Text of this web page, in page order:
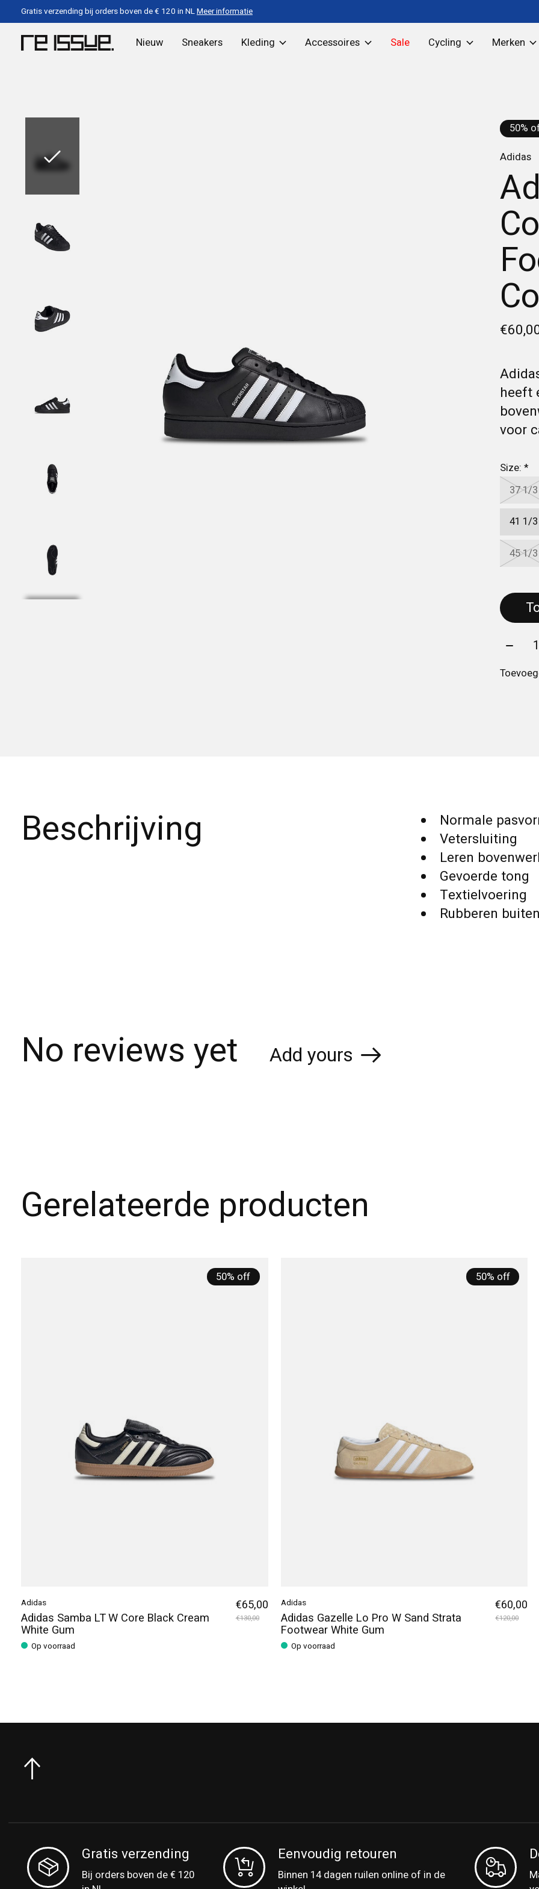
Gratis verzending bij orders boven de € 120 in NLMeer informatie
Nieuw Sneakers Kleding Accessoires Sale Cycling Merken
50%
Adidas
heeft
voor
Size:*
37 1/3
41 1/3
45 1/3
Aantal:
Beschrijving
Normale
Vetersluiting
Leren
Gevoerde tong
Textielvoering
Rubberen
No reviews yet Add yours
Gerelateerde producten
50% off
Adidas
Adidas Samba LT W Core Black Cream
White Gum
Op voorraad
€65,00
€130,00
50% off
Adidas
Adidas Gazelle Lo Pro W Sand Strata
Footwear White Gum
Op voorraad
€60,00
€120,00
Gratis verzending
Bij orders boven de € 120
Eenvoudig retouren
Binnen 14 dagen ruilen online of in de